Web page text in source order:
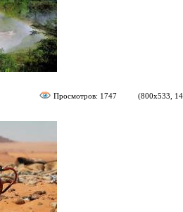
Просмотров: 1747 (800х533,